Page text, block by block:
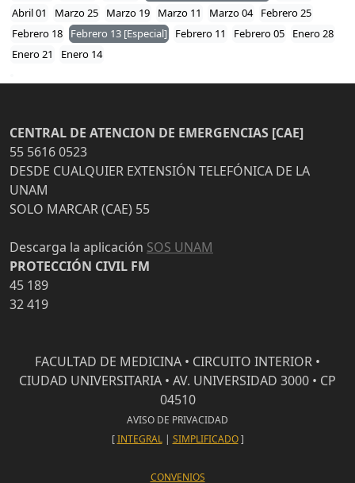
Abril 01
Marzo 25 Marzo 19 Marzo 11 Marzo 04
Febrero 25
Febrero 18
Febrero 13 [Especial] Febrero 11 Febrero 05
Enero 28
Enero 21
Enero 14
CENTRAL DE ATENCION DE EMERGENCIAS [CAE]
55 5616 0523
DESDE CUALQUIER EXTENSIÓN TELEFÓNICA DE LA
UNAM
SOLO MARCAR (CAE) 55
Descarga la aplicación SOS UNAM
PROTECCIÓN CIVIL FM
45 189
32 419
FACULTAD DE MEDICINA • CIRCUITO INTERIOR •
CIUDAD UNIVERSITARIA • AV. UNIVERSIDAD 3000 • CP
04510
AVISO DE PRIVACIDAD
[INTEGRAL| SIMPLIFICADO]
CONVENIOS